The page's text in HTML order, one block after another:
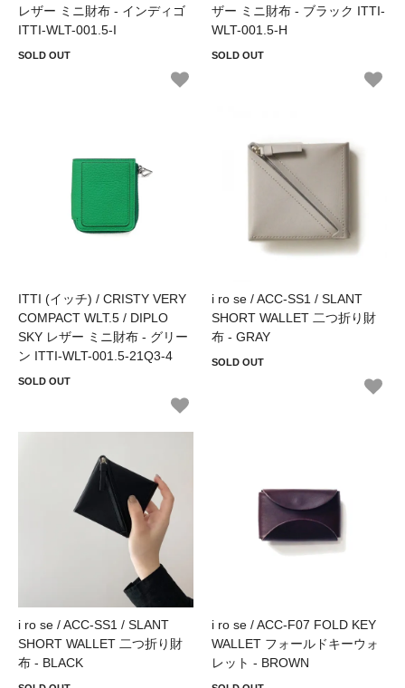
レザー ミニ財布 - インディゴ
ITTI-WLT-001.5-I
SOLD OUT
ザー ミニ財布 - ブラック ITTI-
WLT-001.5-H
SOLD OUT
ITTI (イッチ) / CRISTY VERY
COMPACT WLT.5 / DIPLO
SKY レザー ミニ財布 - グリー
ン ITTI-WLT-001.5-21Q3-4
SOLD OUT
i ro se / ACC-SS1 / SLANT
SHORT WALLET 二つ折り財
布 - GRAY
SOLD OUT
i ro se / ACC-SS1 / SLANT
SHORT WALLET 二つ折り財
布 - BLACK
i ro se / ACC-F07 FOLD KEY
WALLET フォールドキーウォ
レット - BROWN